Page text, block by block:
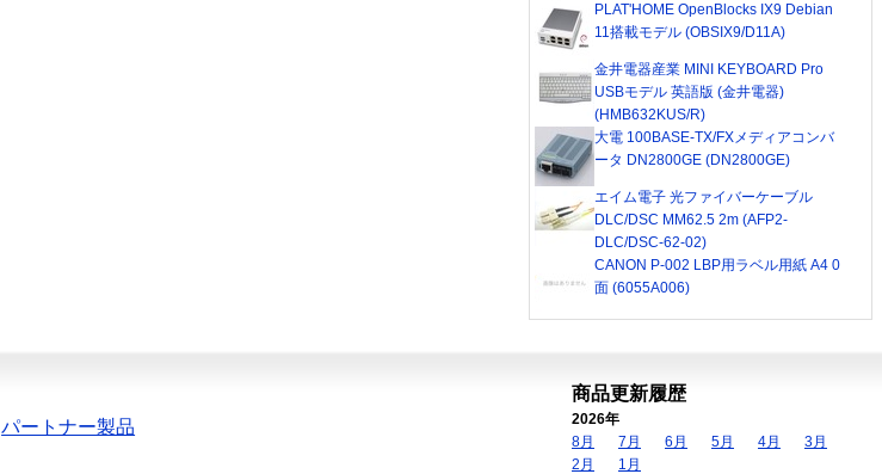
PLAT'HOME OpenBlocks IX9 Debian
11搭載モデル (OBSIX9/D11A)
金井電器産業 MINI KEYBOARD Pro
USBモデル 英語版 (金井電器)
(HMB632KUS/R)
大電 100BASE-TX/FXメディアコンバ
ータ DN2800GE (DN2800GE)
エイム電子 光ファイバーケーブル
DLC/DSC MM62.5 2m (AFP2-
DLC/DSC-62-02)
CANON P-002 LBP用ラベル用紙 A4 0
面 (6055A006)
パートナー製品
商品更新履歴
2026年
8月
7月 6月 5月 4月
3月
2月
1月